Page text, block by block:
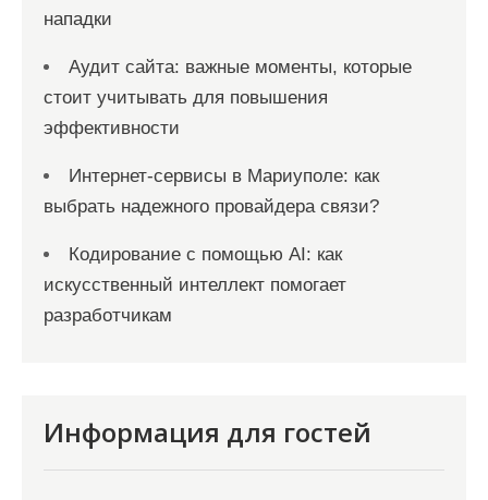
нападки
Аудит сайта: важные моменты, которые
стоит учитывать для повышения
эффективности
Интернет-сервисы в Мариуполе: как
выбрать надежного провайдера связи?
Кодирование с помощью AI: как
искусственный интеллект помогает
разработчикам
Информация для гостей